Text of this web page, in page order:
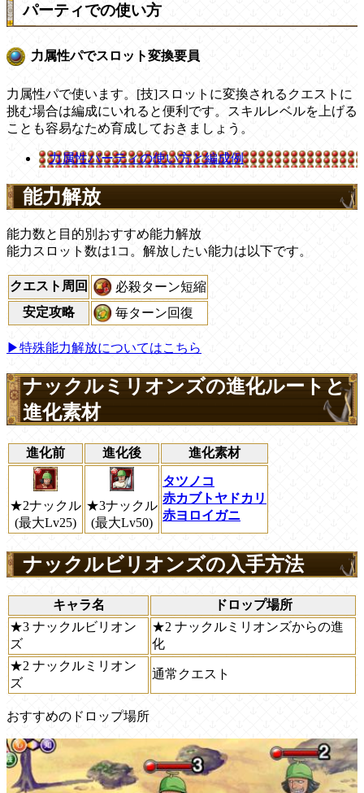
パーティでの使い方
力属性パでスロット変換要員
力属性パで使います。[技]スロットに変換されるクエストに
挑む場合は編成にいれると便利です。スキルレベルを上げる
ことも容易なため育成しておきましょう。
力属性パーティの使い方と編成例
能力解放
能力数と目的別おすすめ能力解放
能力スロット数は1コ。解放したい能力は以下です。
クエスト周回
必殺ターン短縮
安定攻略
毎ターン回復
▶特殊能力解放についてはこちら
ナックルミリオンズの進化ルートと
進化素材
進化前 進化後 進化素材
★2ナックル
(最大Lv25)
★3ナックル
(最大Lv50)
タツノコ
赤カブトヤドカリ
赤ヨロイガニ
ナックルビリオンズの入手方法
キャラ名
ドロップ場所
★3 ナックルビリオン
ズ
★2 ナックルミリオンズからの進
化
★2 ナックルミリオン
ズ
通常クエスト
おすすめのドロップ場所